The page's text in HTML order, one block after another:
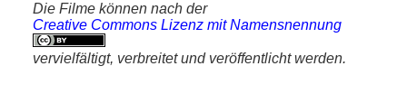
Die Filme können nach der
Creative Commons Lizenz mit Namensnennung
vervielfältigt, verbreitet und veröffentlicht werden.